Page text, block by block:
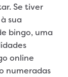
Se tiver
sua
bingo, uma
online
numeradas